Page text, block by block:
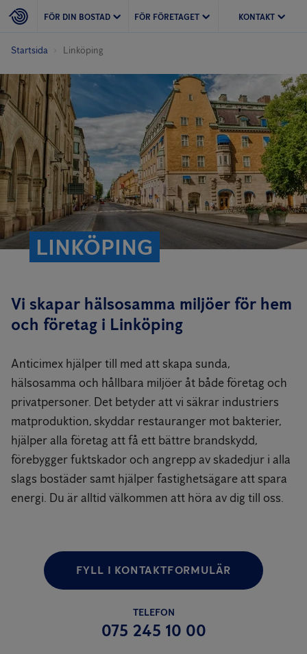
FÖR DIN BOSTAD FÖR FÖRETAGET KONTAKT
Startsida Linköping
LINKÖPING
Vi skapar hälsosamma miljöer för hem
och företag i Linköping
Anticimex hjälper till med att skapa sunda,
hälsosamma och hållbara miljöer åt både företag och
privatpersoner. Det betyder att vi säkrar industriers
matproduktion, skyddar restauranger mot bakterier,
hjälper alla företag att få ett bättre brandskydd,
förebygger fuktskador och angrepp av skadedjur i alla
slags bostäder samt hjälper fastighetsägare att spara
energi. Du är alltid välkommen att höra av dig till oss.
FYLL I KONTAKTFORMULÄR
TELEFON
075 245 10 00